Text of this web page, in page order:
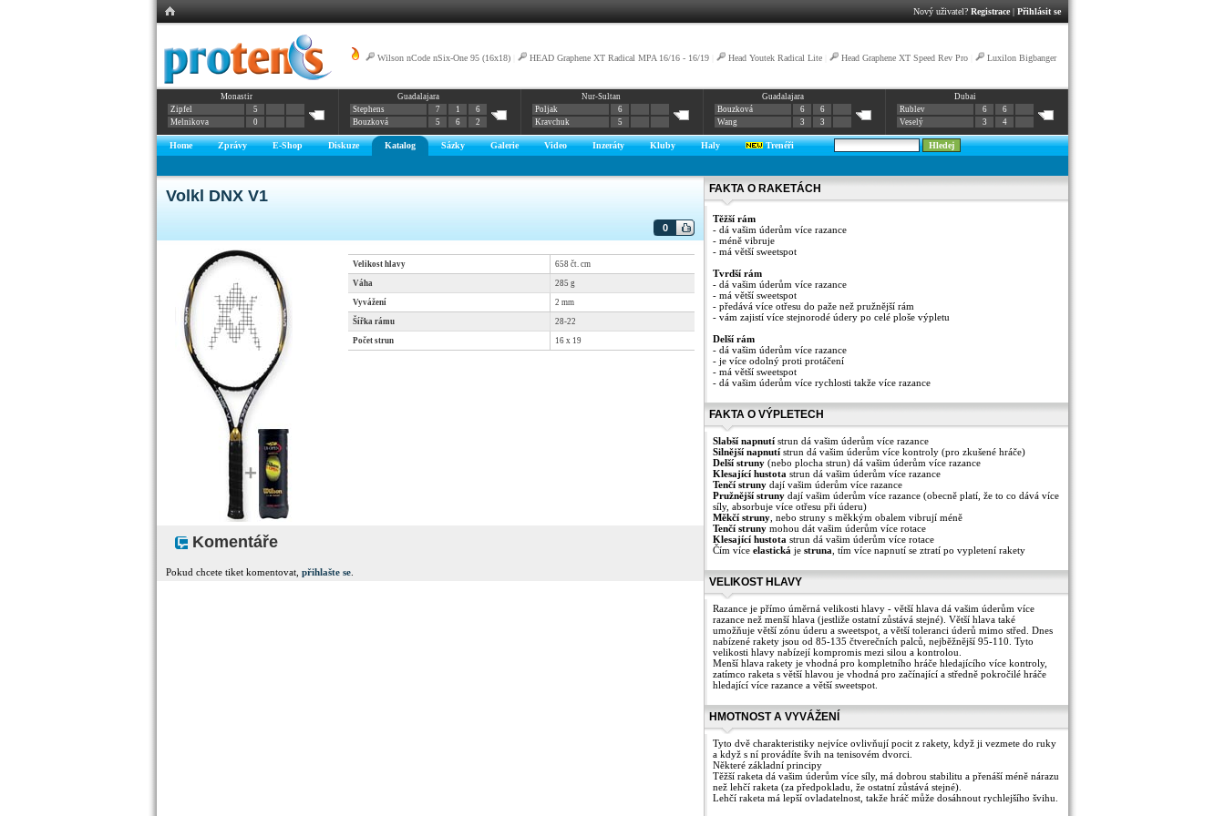
Nový uživatel? Registrace| Přihlásit se
Wilson nCode nSix-One 95 (16x18) HEAD Graphene XT Radical MPA 16/16 - 16/19 Head Youtek Radical Lite Head Graphene XT Speed Rev Pro Luxilon Bigbanger
Alu Power
Monastir
Zipfel
5
Melnikova
0
Guadalajara
Stephens
7 1
6
Bouzková
5 6 2
Nur-Sultan
Poljak
6
Kravchuk
5
Guadalajara
Bouzková
6
6
Wang
3 3
Dubai
Rublev
6
6
Veselý
3 4
Home Zprávy E-Shop Diskuze Katalog Sázky Galerie Video Inzeráty Kluby Haly Trenéři
Volkl DNX V1
0
Velikost hlavy 658 čt. cm
Váha 285 g
Vyvážení 2 mm
Šířka rámu 28-22
Počet strun 16 x 19
Komentáře
Pokud chcete tiket komentovat, přihlašte se
FAKTA O RAKETÁCH
Těžší rám
- dá vašim úderům více razance
- méně vibruje
- má větší sweetspot
Tvrdší rám
- dá vašim úderům více razance
- má větší sweetspot
- předává více otřesu do paže než pružnější rám
- vám zajistí více stejnorodé údery po celé ploše výpletu
Delší rám
- dá vašim úderům více razance
- je více odolný proti protáčení
- má větší sweetspot
- dá vašim úderům více rychlosti takže více razance
FAKTA O VÝPLETECH
Slabší napnutí strun dá vašim úderům více razance
Silnější napnutí strun dá vašim úderům více kontroly (pro zkušené hráče)
Delší struny (nebo plocha strun) dá vašim úderům více razance
Klesající hustota strun dá vašim úderům více razance
Tenčí struny dají vašim úderům více razance
Pružnější struny dají vašim úderům více razance (obecně platí, že to co dává více
síly, absorbuje více otřesu při úderu)
Měkčí struny , nebo struny s měkkým obalem vibrují méně
Tenčí struny mohou dát vašim úderům více rotace
Klesající hustota strun dá vašim úderům více rotace
Čím více elastická je struna , tím více napnutí se ztratí po vypletení rakety
VELIKOST HLAVY
Razance je přímo úměrná velikosti hlavy - větší hlava dá vašim úderům více
razance než menší hlava (jestliže ostatní zůstává stejné). Větší hlava také
umožňuje větší zónu úderu a sweetspot, a větší toleranci úderů mimo střed. Dnes
nabízené rakety jsou od 85-135 čtverečních palců, nejběžnější 95-110. Tyto
velikosti hlavy nabízejí kompromis mezi silou a kontrolou.
Menší hlava rakety je vhodná pro kompletního hráče hledajícího více kontroly,
zatímco raketa s větší hlavou je vhodná pro začínající a středně pokročilé hráče
hledající více razance a větší sweetspot.
HMOTNOST A VYVÁŽENÍ
Tyto dvě charakteristiky nejvíce ovlivňují pocit z rakety, když ji vezmete do ruky
a když s ní provádíte švih na tenisovém dvorci.
Některé základní principy
Těžší raketa dá vašim úderům více síly, má dobrou stabilitu a přenáší méně nárazu
než lehčí raketa (za předpokladu, že ostatní zůstává stejné).
Lehčí raketa má lepší ovladatelnost, takže hráč může dosáhnout rychlejšího švihu.